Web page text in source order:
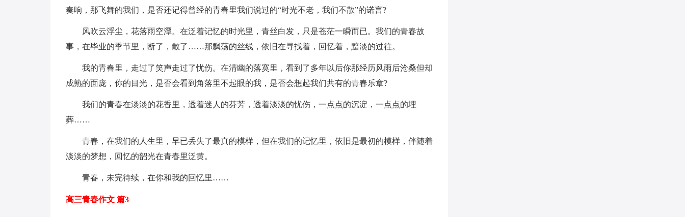
奏响，那飞舞的我们，是否还记得曾经的青春里我们说过的“时光不老，我们不散”的诺言?
风吹云浮尘，花落雨空潭。在泛着记忆的时光里，青丝白发，只是苍茫一瞬而已。我们的青春故
事，在毕业的季节里，断了，散了……那飘荡的丝线，依旧在寻找着，回忆着，黯淡的过往。
我的青春里，走过了笑声走过了忧伤。在清幽的落寞里，看到了多年以后你那经历风雨后沧桑但却
成熟的面庞，你的目光，是否会看到角落里不起眼的我，是否会想起我们共有的青春乐章?
我们的青春在淡淡的花香里，透着迷人的芬芳，透着淡淡的忧伤，一点点的沉淀，一点点的埋
葬……
青春，在我们的人生里，早已丢失了最真的模样，但在我们的记忆里，依旧是最初的模样，伴随着
淡淡的梦想，回忆的韶光在青春里泛黄。
青春，未完待续，在你和我的回忆里……
高三青春作文 篇3